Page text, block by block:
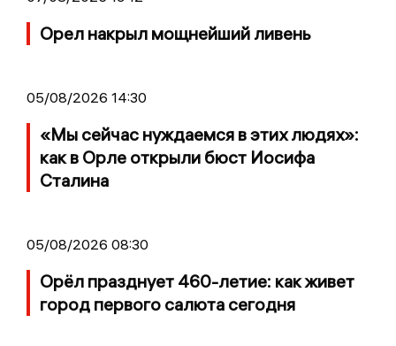
Орел накрыл мощнейший ливень
05/08/2026 14:30
«Мы сейчас нуждаемся в этих людях»:
как в Орле открыли бюст Иосифа
Сталина
05/08/2026 08:30
Орёл празднует 460-летие: как живет
город первого салюта сегодня